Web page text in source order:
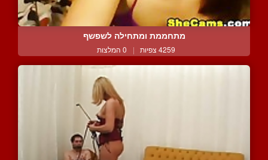
מתחממת ומתחילה לשפשף
4259 צפיות | 0 המלצות